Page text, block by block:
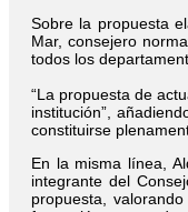
Sobre la propuesta
Mar, consejero
todos los
“La propuesta de
institución”,
constituirse
En la misma línea,
integrante del
propuesta,